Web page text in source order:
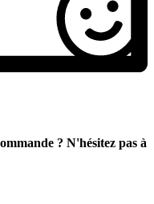
? N'hésitez pas à